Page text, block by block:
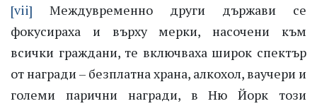
[vii] Междувременно други държави се
фокусираха и върху мерки, насочени към
всички граждани, те включваха широк спектър
от награди – безплатна храна, алкохол, ваучери и
големи парични награди, в Ню Йорк този